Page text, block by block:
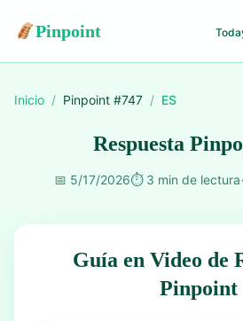
Pinpoint
Inicio / Pinpoint #747 / ES
Respuesta
📅 5/17/2026⏱️ 3 min de lectura
Guía en Video de
Pinpoint